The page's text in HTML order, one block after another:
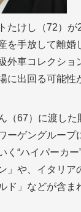
たけし（72）が
を手放して離婚
外車コレクショ
に出回る可能性
（67）に渡した
ーゲングループ
く“ハイパーカー
」や、イタリア
ド」などが含ま